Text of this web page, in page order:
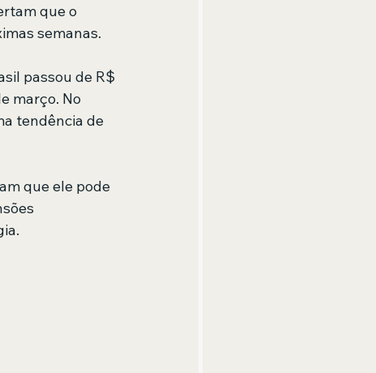
que o
semanas.
passou de R$
março. No
tendência de
que ele pode